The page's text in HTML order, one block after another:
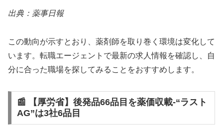
出典：薬事日報
この動向が示すとおり、薬剤師を取り巻く環境は変化して
います。転職エージェントで最新の求人情報を確認し、自
分に合った職場を探してみることをおすすめします。
📰 【厚労省】後発品66品目を薬価収載‐“ラスト
AG”は3社6品目